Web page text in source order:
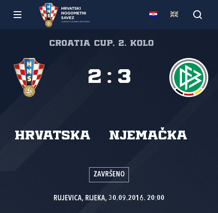
Croatia Cup, 2. kolo
Hrvatska Njemačka
2 : 3
ZAVRŠENO
RUJEVICA, RIJEKA, 30.09.2016. 20:00